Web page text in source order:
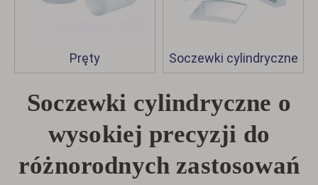
Pręty Soczewki cylindryczne
Soczewki cylindryczne o
wysokiej precyzji do
różnorodnych zastosowań